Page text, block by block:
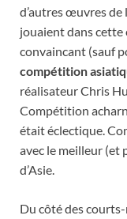
d’autres œuvres
jouaient dans cette
convaincant (sauf
compétition
réalisateur Chris
Compétition
était éclectique.
avec le meilleur (et
d’Asie.
Du côté des courts-